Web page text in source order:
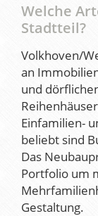
Welche
Stadtteil?
Volkhoven/
an
und
Einfamilien-
beliebt sind
Das
Portfolio um
Gestaltung.